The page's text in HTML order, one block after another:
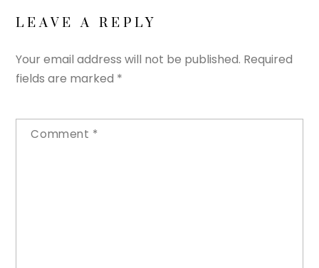
LEAVE A REPLY
Your email address will not be published. Required
fields are marked *
Comment *